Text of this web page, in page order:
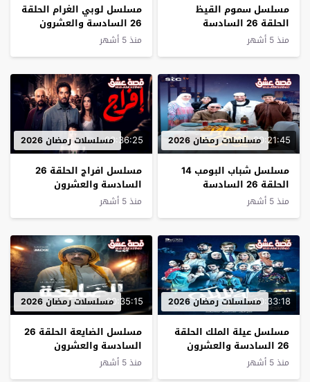
مسلسل سموم القيظ
الحلقة 26 السادسة
والعشرون
منذ 5 أشهر
مسلسل لوبي الغرام الحلقة
26 السادسة والعشرون
منذ 5 أشهر
00:21:45مسلسلات رمضان 2026
مسلسل شباب البومب 14
الحلقة 26 السادسة
والعشرون
منذ 5 أشهر
00:36:25مسلسلات رمضان 2026
مسلسل افراج الحلقة 26
السادسة والعشرون
منذ 5 أشهر
00:33:18مسلسلات رمضان 2026
مسلسل عيلة الملك الحلقة
26 السادسة والعشرون
منذ 5 أشهر
00:35:15مسلسلات رمضان 2026
مسلسل الضايعة الحلقة 26
السادسة والعشرون
منذ 5 أشهر